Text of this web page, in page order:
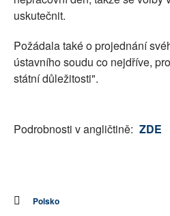
uskutečnit.
Požádala také o projednání
ústavního soudu co nejdříve,
státní důležitosti".
Podrobnosti v angličtině: ZDE
Polsko